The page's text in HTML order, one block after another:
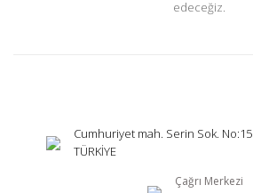
edeceğiz.
Cumhuriyet mah. Serin Sok.
TÜRKİYE
Çağrı Merkezi